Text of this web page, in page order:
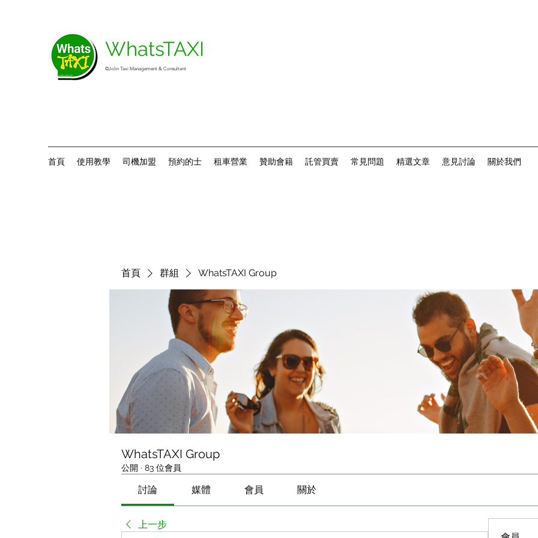
WhatsTAXI
©Jolin Taxi Management & Consultant
首頁 使用教學 司機加盟 預約的士 租車營業 贊助會籍 託管買賣 常見問題 精選文章 意見討論 關於我們
首頁 群組 WhatsTAXI Group
WhatsTAXI Group
公開 · 83 位會員
討論 媒體 會員 關於
上一步